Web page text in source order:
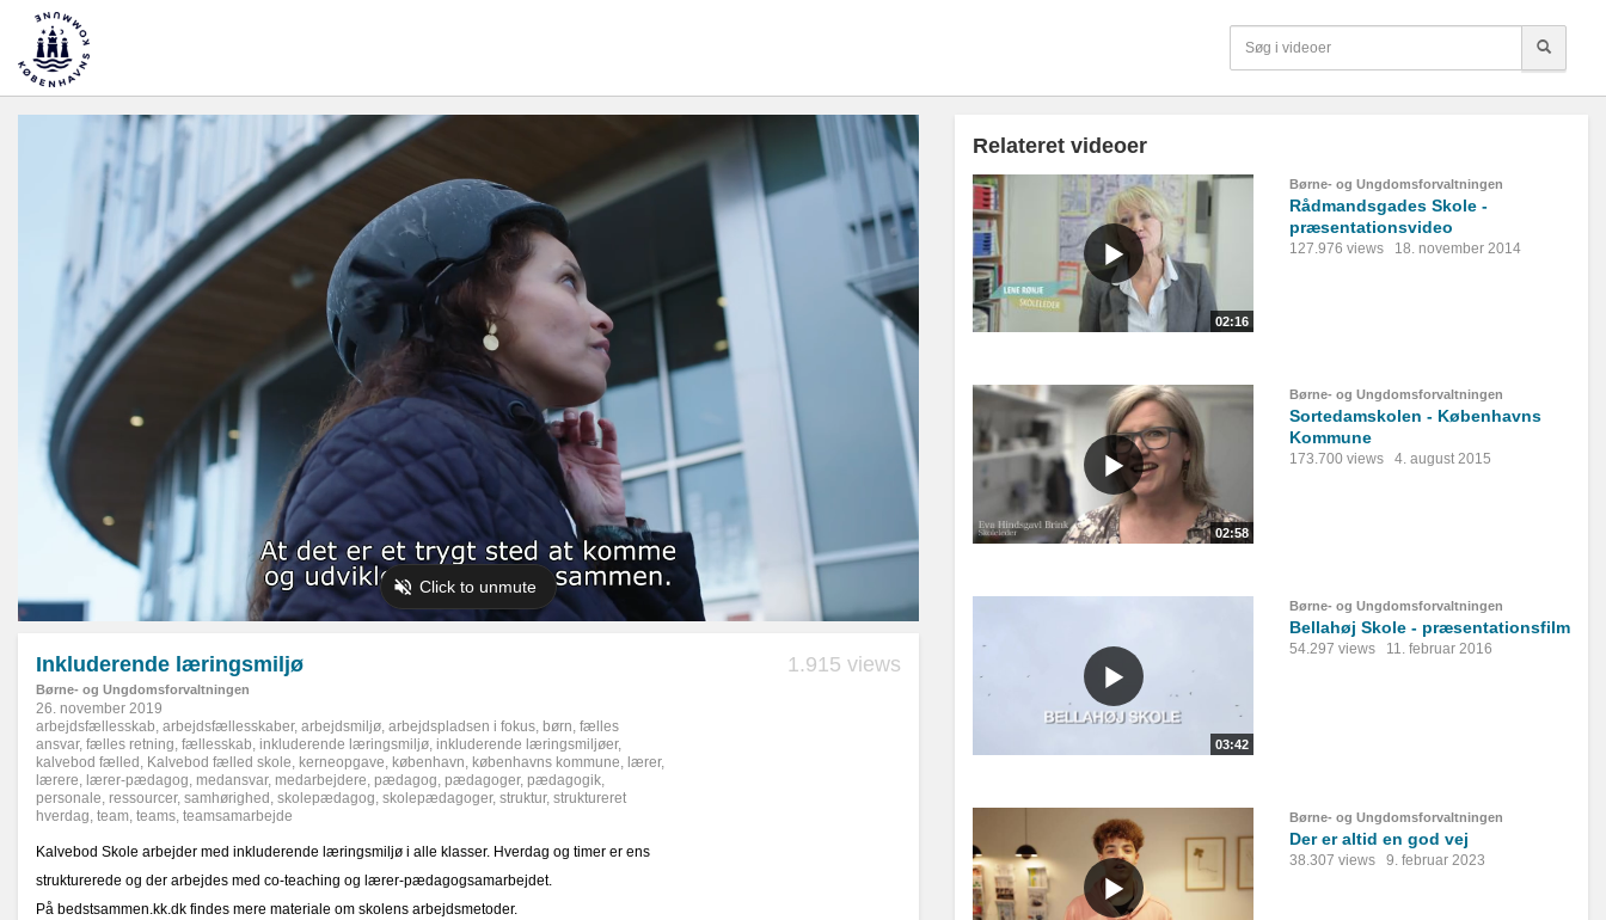
Inkluderende læringsmiljø
Børne- og Ungdomsforvaltningen
1.915 views
26. november 2019
arbejdsfællesskab, arbejdsfællesskaber, arbejdsmiljø, arbejdspladsen i fokus, børn, fælles
ansvar, fælles retning, fællesskab, inkluderende læringsmiljø, inkluderende læringsmiljøer,
kalvebod fælled , Kalvebod fælled skole, kerneopgave, københavn, københavns kommune, lærer,
lærere, lærer-pædagog, medansvar, medarbejdere, pædagog, pædagoger, pædagogik,
personale, ressourcer, samhørighed , skolepædagog, skolepædagoger, struktur, struktureret
hverdag, team, teams, teamsamarbejde
Kalvebod Skole arbejder med inkluderende læringsmiljø i alle klasser. Hverdag og timer er ens
strukturerede og der arbejdes med co-teaching og lærer-pædagogsamarbejdet.
På bedstsammen.kk.dk findes mere materiale om skolens arbejdsmetoder.
Relateret videoer
02:16
Børne- og Ungdomsforvaltningen
Rådmandsgades Skole -
præsentationsvideo
127.976 views 18. november 2014
02:58
Børne- og Ungdomsforvaltningen
Sortedamskolen - Københavns
Kommune
173.700 views 4. august 2015
03:42
Børne- og Ungdomsforvaltningen
Bellahøj Skole - præsentationsfilm
54.297 views 11. februar 2016
Børne- og Ungdomsforvaltningen
Der er altid en god vej
38.307 views 9. februar 2023